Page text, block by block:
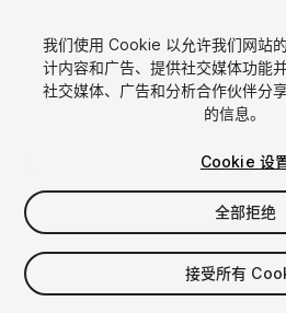
1/6
$4.99
增值税将在结算时计算
我们使用 Cookie 以允许我们网站
计内容和广告、提供社交媒体功能
社交媒体、广告和分析合作伙伴分
的信息。
Cookie 设
全部拒绝
接受所有